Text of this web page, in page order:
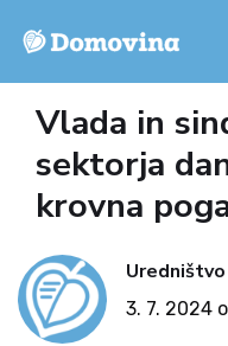
Vlada in
sektorja
krovna
Uredništvo
3. 7. 2024